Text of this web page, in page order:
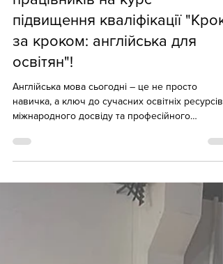
Запрошуємо педагогічних
працівників на курс
підвищення кваліфікації "Крок
за кроком: англійська для
освітян"!
навичка, а ключ до сучасних освітніх ресурсів,
міжнародного досвіду та професійного
базову термінологію та граматичні конструкції
нуля" або оновите забуті знання; навчитеся
впевнено використовувати англійську в
професійній діяльності; подолаєте мовний
бар’єр завдяки практичним вправам;